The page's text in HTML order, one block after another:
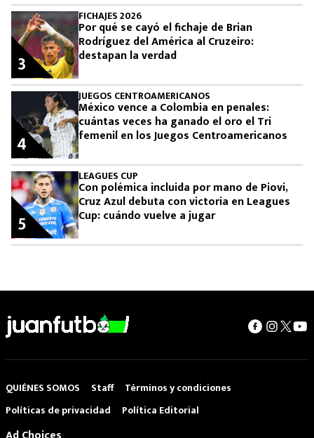
FICHAJES 2026
Por qué se cayó el fichaje de Brian
Rodríguez del América al Cruzeiro:
destapan la verdad
3
JUEGOS CENTROAMERICANOS
México vence a Colombia en penales:
cuántas veces ha ganado el oro el Tri
femenil en los Juegos Centroamericanos
4
LEAGUES CUP
Con polémica incluida por mano de Piovi,
Cruz Azul debuta con victoria en Leagues
Cup: cuándo vuelve a jugar
5
QUIÉNES SOMOS Staff
Términos y condiciones
Políticas de privacidad
Política Editorial